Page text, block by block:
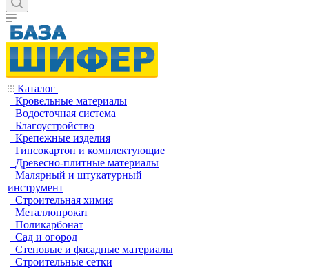
Каталог
Кровельные материалы
Водосточная система
Благоустройство
Крепежные изделия
Гипсокартон и комплектующие
Древесно-плитные материалы
Малярный и штукатурный
инструмент
Строительная химия
Металлопрокат
Поликарбонат
Сад и огород
Стеновые и фасадные материалы
Строительные сетки